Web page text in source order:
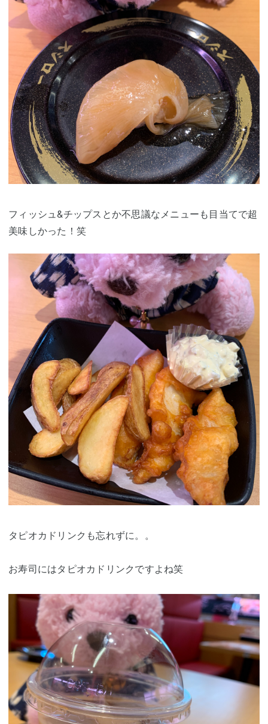
フィッシュ&チップスとか不思議なメニューも目当てで超
美味しかった！笑
タピオカドリンクも忘れずに。。
お寿司にはタピオカドリンクですよね笑